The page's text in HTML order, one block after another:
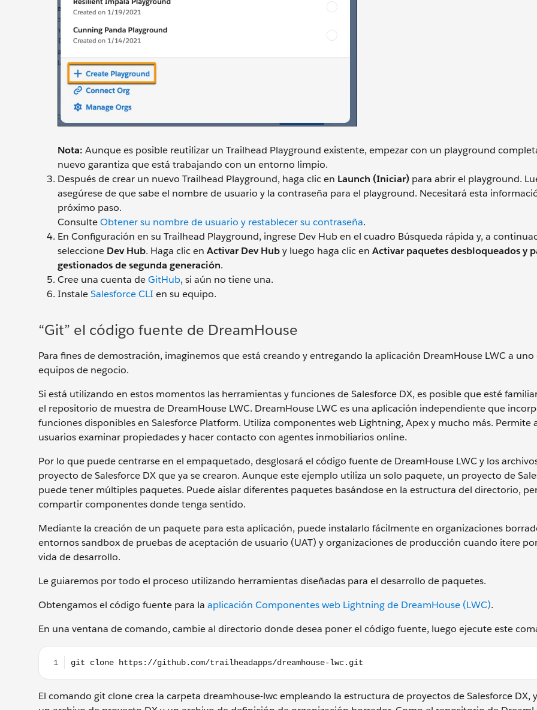
Nota: Aunque es posible reutilizar un Trailhead Playground existente, empezar con un playground
nuevo garantiza que está trabajando con un entorno limpio.
Después de crear un nuevo Trailhead Playground, haga clic en Launch (Iniciar) para abrir el playground.
asegúrese de que sabe el nombre de usuario y la contraseña para el playground. Necesitará esta
próximo paso.
ConsulteObtener su nombre de usuario y restablecer su contraseña.
En Configuración en su Trailhead Playground, ingrese Dev Hub en el cuadro Búsqueda rápida y, a
seleccione Dev Hub. Haga clic en Activar Dev Huby luego haga clic en Activar paquetes desbloqueados y
gestionados de segunda generación.
Cree una cuenta deGitHub, si aún no tiene una.
InstaleSalesforce CLI en su equipo.
“Git” el código fuente de DreamHouse
Para fines de demostración, imaginemos que está creando y entregando la aplicación DreamHouse LWC a uno
equipos de negocio.
Si está utilizando en estos momentos las herramientas y funciones de Salesforce DX, es posible que esté
el repositorio de muestra de DreamHouse LWC. DreamHouse LWC es una aplicación independiente que
funciones disponibles en Salesforce Platform. Utiliza componentes web Lightning, Apex y mucho más. Permite
usuarios examinar propiedades y hacer contacto con agentes inmobiliarios online.
Por lo que puede centrarse en el empaquetado, desglosará el código fuente de DreamHouse LWC y los
proyecto de Salesforce DX que ya se crearon. Aunque este ejemplo utiliza un solo paquete, un proyecto de
puede tener múltiples paquetes. Puede aislar diferentes paquetes basándose en la estructura del directorio,
compartir componentes donde tenga sentido.
Mediante la creación de un paquete para esta aplicación, puede instalarlo fácilmente en organizaciones
entornos sandbox de pruebas de aceptación de usuario (UAT) y organizaciones de producción cuando itere
vida de desarrollo.
Le guiaremos por todo el proceso utilizando herramientas diseñadas para el desarrollo de paquetes.
Obtengamos el código fuente para la aplicación Componentes web Lightning de DreamHouse (LWC).
En una ventana de comando, cambie al directorio donde desea poner el código fuente, luego ejecute este
El comando git clone crea la carpeta dreamhouse-lwc empleando la estructura de proyectos de Salesforce DX,